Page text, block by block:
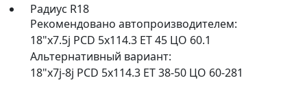
Радиус R18
Рекомендовано автопроизводителем:
18"x7.5j PCD 5x114.3 ET 45 ЦО 60.1
Альтернативный вариант:
18"x7j-8j PCD 5x114.3 ET 38-50 ЦО 60-281